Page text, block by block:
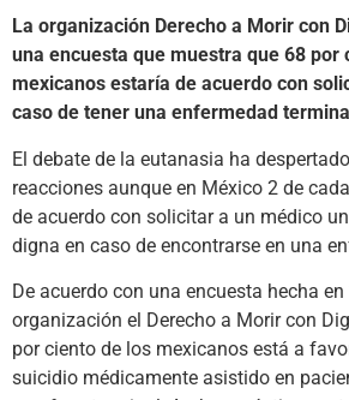
La organización Derecho a Morir con
una encuesta que muestra que 68 por
mexicanos estaría de acuerdo con
caso de tener una enfermedad
El debate de la eutanasia ha
reacciones aunque en México 2 de
de acuerdo con solicitar a un médico
digna en caso de encontrarse en una
De acuerdo con una encuesta hecha
organización el Derecho a Morir con
por ciento de los mexicanos está a
suicidio médicamente asistido en